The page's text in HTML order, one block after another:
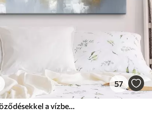
57
Vitorláshajók tükröződésekkel a vízben, olaj stílusú rajz, szürke színek